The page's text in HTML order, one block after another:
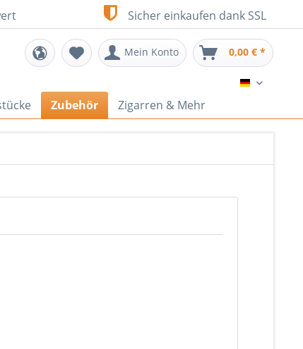
Mein Konto 0,00 € *
Sicher einkaufen dank SSL
DE
Zubehör Zigarren & Mehr